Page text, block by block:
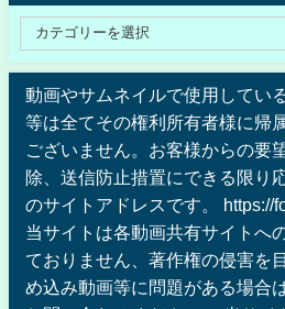
動画やサムネイルで使用してい
等は全てその権利所有者様に帰
ございません。お客様からの要
除、送信防止措置にできる限り
のサイトアドレスです。 https://
当サイトは各動画共有サイトへ
ておりません、著作権の侵害を
め込み動画等に問題がある場合